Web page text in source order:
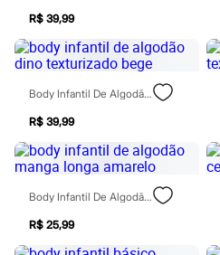
Regatas
Moda íntima
Cuecas
Meias
Pijamas
Moda praia
Personagens
Blusas e Camisetas
Calças
Casacos e Jaquetas
Jeans
Moda esportiva
Shorts e Bermudas
R$ 39,99
Body Infantil De Algodão Dino Texturizado Bege
R$ 39,99
Body Infantil De Algodão Manga Longa Amarelo
R$ 25,99